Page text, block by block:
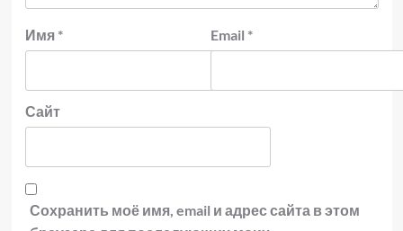
Имя * Email *
Сайт
Сохранить моё имя, email и адрес сайта в этом